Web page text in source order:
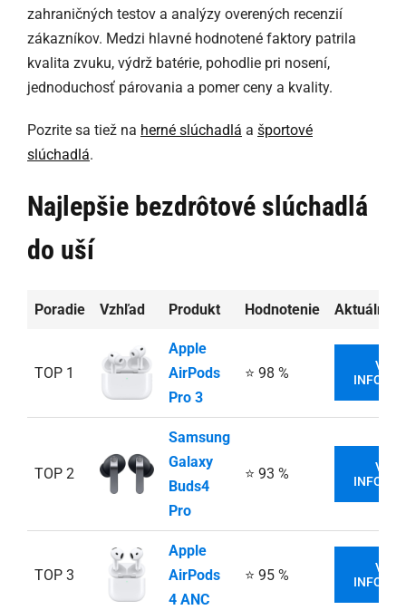
zahraničných testov a analýzy overených recenzií
zákazníkov. Medzi hlavné hodnotené faktory patrila
kvalita zvuku, výdrž batérie, pohodlie pri nosení,
jednoduchosť párovania a pomer ceny a kvality.
Pozrite sa tiež na herné slúchadlá a športové
slúchadlá.
Najlepšie bezdrôtové slúchadlá
do uší
Poradie Vzhľad Produkt Hodnotenie Aktuálna
TOP 1
Apple
AirPods
Pro 3
⭐ 98 %
VIAC
TOP 2
Samsung
Galaxy
Buds4
Pro
⭐ 93 %
VIAC
TOP 3
Apple
AirPods
4 ANC
⭐ 95 %
VIAC